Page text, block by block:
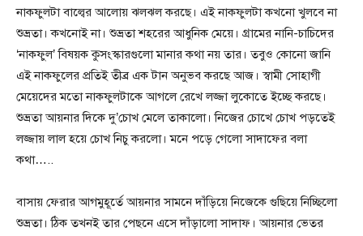
নাকফুলটা বাল্বের আলোয় ঝলঝল করছে। এই নাকফুলটা কখনো খুলবে না
শুভ্রতা। কখনোই না। শুভ্রতা শহরের আধুনিক মেয়ে। গ্রামের নানি-চাচিদের
‘নাকফুল’ বিষয়ক কুসংস্কারগুলো মানার কথা নয় তার। তবুও কোনো জানি
এই নাকফুলের প্রতিই তীব্র এক টান অনুভব করছে আজ। স্বামী সোহাগী
মেয়েদের মতো নাকফুলটাকে আগলে রেখে লজ্জা লুকোতে ইচ্ছে করছে।
শুভ্রতা আয়নার দিকে দু’চোখ মেলে তাকালো। নিজের চোখে চোখ পড়তেই
লজ্জায় লাল হয়ে চোখ নিচু করলো। মনে পড়ে গেলো সাদাফের বলা
কথা…..
বাসায় ফেরার আগমুহূর্তে আয়নার সামনে দাঁড়িয়ে নিজেকে গুছিয়ে নিচ্ছিলো
শুভ্রতা। ঠিক তখনই তার পেছনে এসে দাঁড়ালো সাদাফ। আয়নার ভেতর